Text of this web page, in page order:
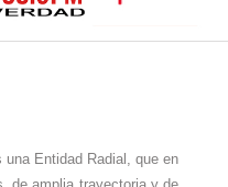
una Entidad Radial, que en